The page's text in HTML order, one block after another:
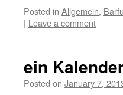
Posted in Allgemein,
| Leave a comment
ein
Posted on January 7,